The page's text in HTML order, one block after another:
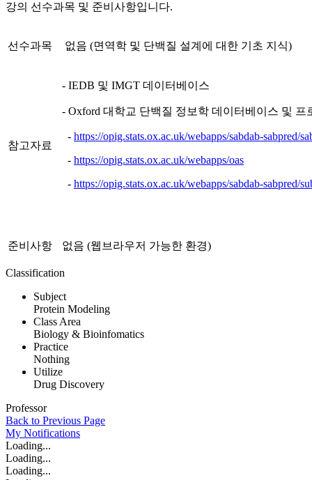
강의 선수과목 및 준비사항입니다.
선수과목 없음 (면역학 및 단백질 설계에 대한 기초 지식)
참고자료
- IEDB 및 IMGT 데이터베이스
- Oxford 대학교 단백질 정보학 데이터베이스 및 프
- https://opig.stats.ox.ac.uk/webapps/sabdab-sabpred/
- https://opig.stats.ox.ac.uk/webapps/oas
- https://opig.stats.ox.ac.uk/webapps/sabdab-sabpred/
준비사항 없음 (웹브라우저 가능한 환경)
Classification
Subject
Protein Modeling
Class Area
Biology & Bioinfomatics
Practice
Nothing
Utilize
Drug Discovery
Professor
Back to Previous Page
My Notifications
Loading...
Loading...
Loading...